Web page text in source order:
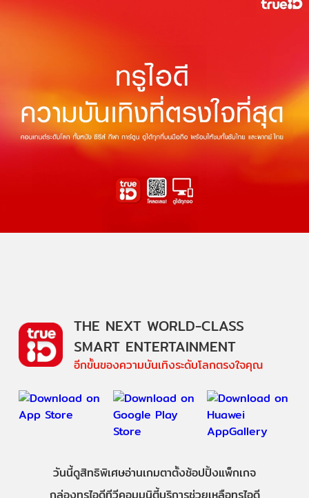
THE NEXT WORLD-CLASS
SMART ENTERTAINMENT
อีกขั้นของความบันเทิงระดับโลกตรงใจคุณ
วันนี้ดูสิทธิพิเศษอ่านเกมตาตั้งช้อปปิ้งแพ็กเกจ